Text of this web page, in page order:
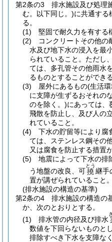
第2条の3
排水施設及び処理
む。以下同じ。)に共通する
る。
(1)
堅固で耐久力を有する
(2)
コンクリートその他の
水及び地下水の浸入を最
られていること。 ただし
ては、多孔管その他雨水
るものとすることができる
(3)
屋外にあるもの(生活
に支障が生ずるおそれの
のを除く。)にあっては、
飛散を防止し、及び人の
れていること。
(4)
下水の貯留等により腐
ては、ステンレス鋼その
又は腐食を防止する措置
(5)
地震によって下水の排
う地盤の改良、可撓
とう
継手
置が講ぜられていること。
(排水施設の構造の基準)
第2条の4
排水施設の構造の
か、次のとおりとする。
(1)
排水管の内径及び排水
数値を下回らないものと
排除すべき下水を支障な